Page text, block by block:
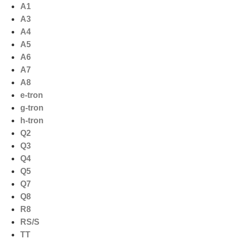
naar
inhoud
A1
A3
A4
A5
A6
A7
A8
e-tron
g-tron
h-tron
Q2
Q3
Q4
Q5
Q7
Q8
R8
RS/S
TT